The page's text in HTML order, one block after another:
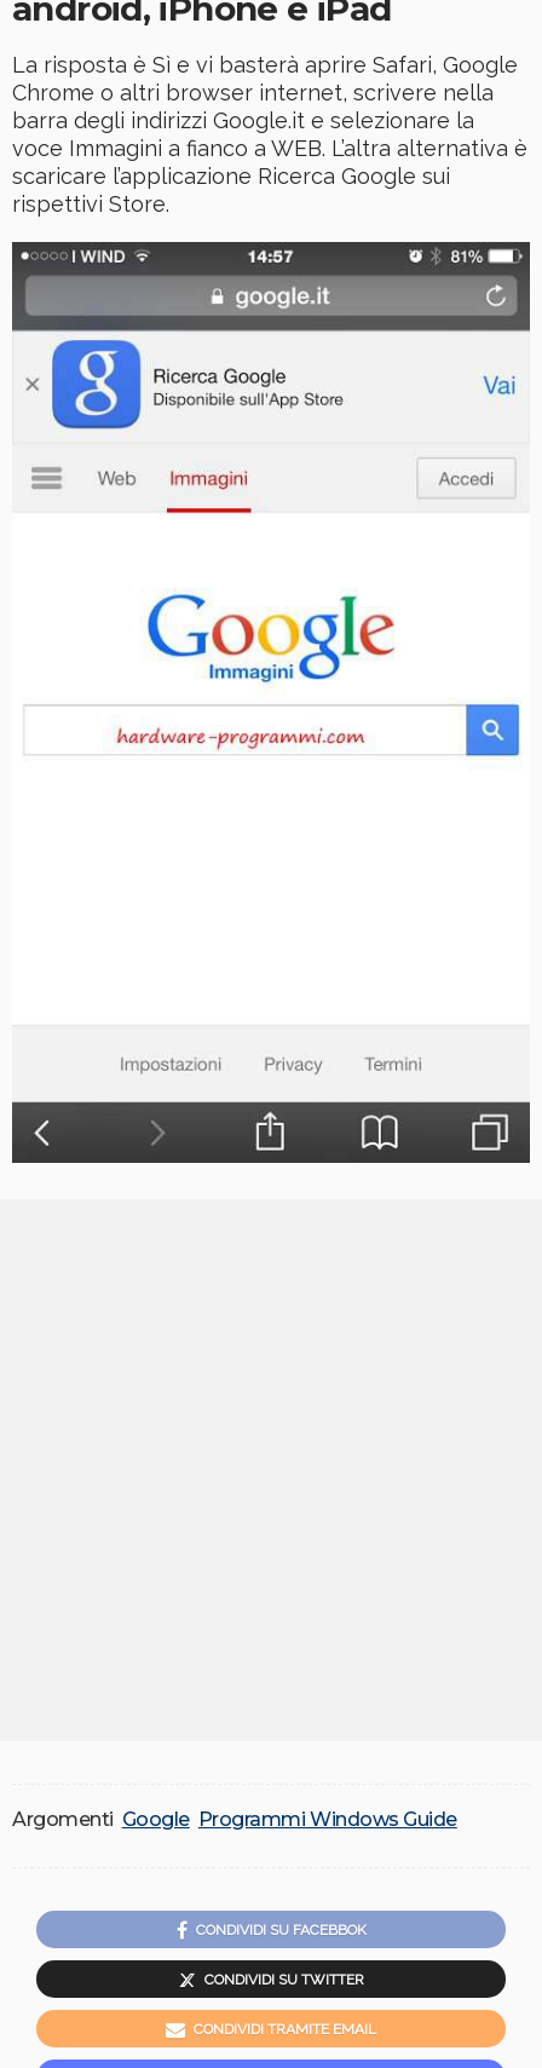
android, iPhone e iPad
La risposta è Sì e vi basterà aprire Safari, Google
Chrome o altri browser internet, scrivere nella
barra degli indirizzi Google.it e selezionare la
voce Immagini a fianco a WEB. L’altra alternativa è
scaricare l’applicazione Ricerca Google sui
rispettivi Store.
Argomenti Google Programmi Windows Guide
CONDIVIDI SU FACEBBOK
CONDIVIDI SU TWITTER
CONDIVIDI TRAMITE EMAIL